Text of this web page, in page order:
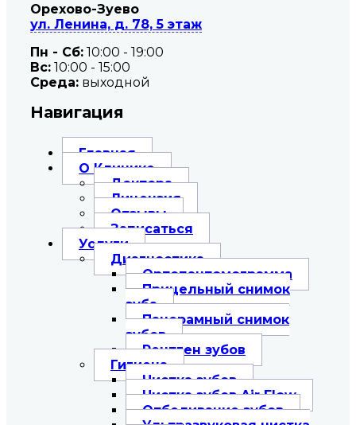
Орехово-Зуево
ул. Ленина, д. 78, 5 этаж
Пн - Сб: 10:00 - 19:00
Вc: 10:00 - 15:00
Среда: выходной
Навигация
Главная
О Клинике
Доктора
Лицензия
Отзывы
Записаться
Услуги
Диагностика
Ортопантомограмма
Прицельный снимок
зуба
Панорамный снимок
зубов
Рентген зубов
Гигиена
Чистка зубов
Чистка зубов Air Flow
Отбеливание зубов